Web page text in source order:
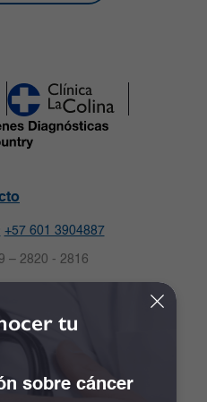
tu
sobre cáncer
+57 601 3904887
– 2820 - 2816
de citas
Colombia.